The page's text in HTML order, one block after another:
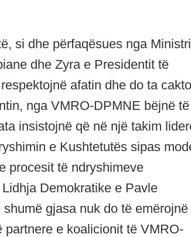
si dhe përfaqësues nga
dhe Zyra e Presidentit të
afatin dhe do ta
nga VMRO-DPMNE bëjnë të
insistojnë që në një takim
e Kushtetutës sipas
procesit të ndryshimeve
Demokratike e Pavle
gjasa nuk do të emërojnë
e koalicionit të VMRO-